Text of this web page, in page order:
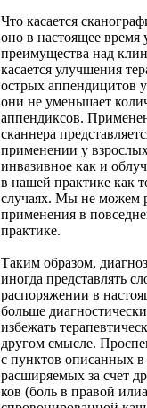
Что касается
оно в настоящее время
преимущества над
касается улучшения
острых аппендицитов
они не уменьшает
аппендиксов.
сканнера
применении у
инвазивное как и
в нашей практике как
случаях. Мы не можем
применения в
практике.
Таким образом,
иногда представлять
распоряжении в
больше
избежать
другом смысле.
с пунктов описанных
расширяемых за счет
ков (боль в правой